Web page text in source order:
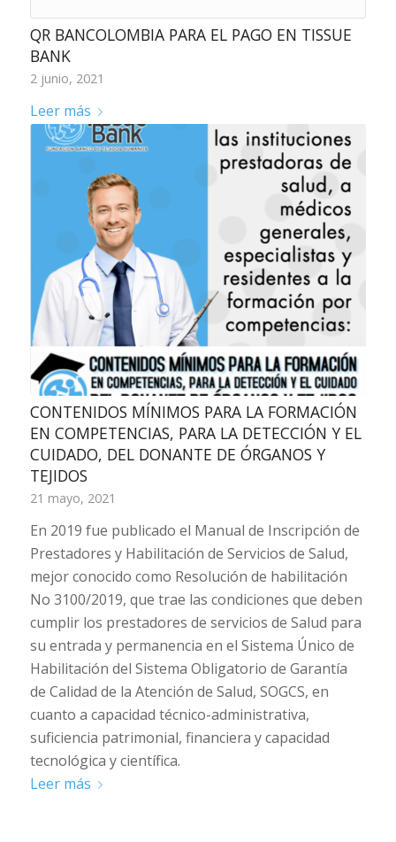
QR BANCOLOMBIA PARA EL PAGO EN TISSUE
BANK
2 junio, 2021
Leer más
CONTENIDOS MÍNIMOS PARA LA FORMACIÓN
EN COMPETENCIAS, PARA LA DETECCIÓN Y EL
CUIDADO, DEL DONANTE DE ÓRGANOS Y
TEJIDOS
21 mayo, 2021
En 2019 fue publicado el Manual de Inscripción de
Prestadores y Habilitación de Servicios de Salud,
mejor conocido como Resolución de habilitación
No 3100/2019, que trae las condiciones que deben
cumplir los prestadores de servicios de Salud para
su entrada y permanencia en el Sistema Único de
Habilitación del Sistema Obligatorio de Garantía
de Calidad de la Atención de Salud, SOGCS, en
cuanto a capacidad técnico-administrativa,
suficiencia patrimonial, financiera y capacidad
tecnológica y científica.
Leer más